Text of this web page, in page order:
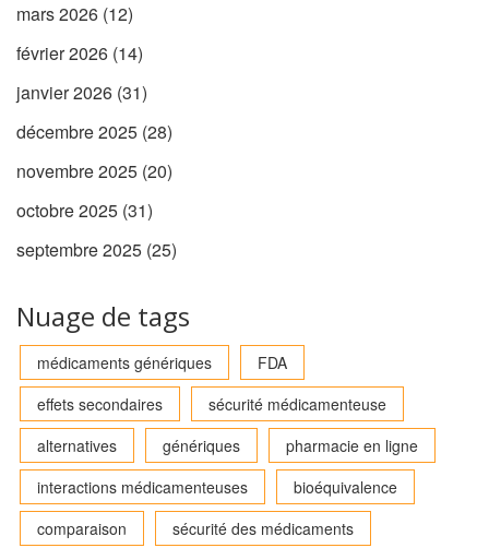
mars 2026 (12)
février 2026 (14)
janvier 2026 (31)
décembre 2025 (28)
novembre 2025 (20)
octobre 2025 (31)
septembre 2025 (25)
Nuage de tags
médicaments génériques
FDA
effets secondaires
sécurité médicamenteuse
alternatives
génériques
pharmacie en ligne
interactions médicamenteuses
bioéquivalence
comparaison
sécurité des médicaments